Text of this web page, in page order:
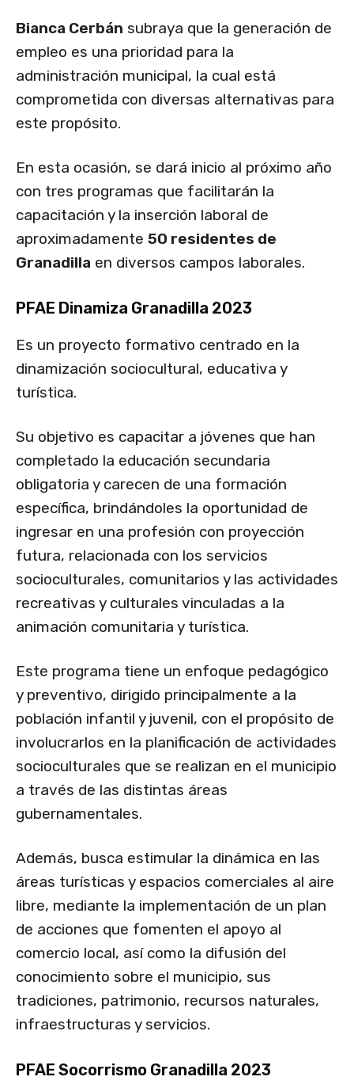
Bianca Cerbán subraya que la generación de
empleo es una prioridad para la
administración municipal, la cual está
comprometida con diversas alternativas para
este propósito.
En esta ocasión, se dará inicio al próximo año
con tres programas que facilitarán la
capacitación y la inserción laboral de
aproximadamente 50 residentes de
Granadilla en diversos campos laborales.
PFAE Dinamiza Granadilla 2023
Es un proyecto formativo centrado en la
dinamización sociocultural, educativa y
turística.
Su objetivo es capacitar a jóvenes que han
completado la educación secundaria
obligatoria y carecen de una formación
específica, brindándoles la oportunidad de
ingresar en una profesión con proyección
futura, relacionada con los servicios
socioculturales, comunitarios y las actividades
recreativas y culturales vinculadas a la
animación comunitaria y turística.
Este programa tiene un enfoque pedagógico
y preventivo, dirigido principalmente a la
población infantil y juvenil, con el propósito de
involucrarlos en la planificación de actividades
socioculturales que se realizan en el municipio
a través de las distintas áreas
gubernamentales.
Además, busca estimular la dinámica en las
áreas turísticas y espacios comerciales al aire
libre, mediante la implementación de un plan
de acciones que fomenten el apoyo al
comercio local, así como la difusión del
conocimiento sobre el municipio, sus
tradiciones, patrimonio, recursos naturales,
infraestructuras y servicios.
PFAE Socorrismo Granadilla 2023